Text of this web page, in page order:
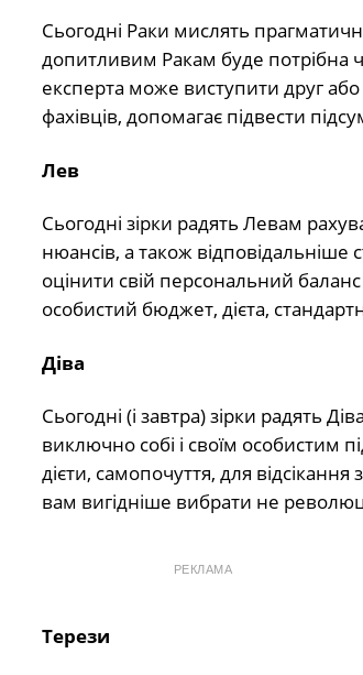
Сьогодні Раки мислять
допитливим Ракам буде потрібна
експерта може виступити друг
фахівців, допомагає підвести
Лев
Сьогодні зірки радять Левам
нюансів, а також відповідальніше
оцінити свій персональний
особистий бюджет, дієта,
Діва
Сьогодні (і завтра) зірки радять
виключно собі і своїм особистим
дієти, самопочуття, для
вам вигідніше вибрати не
РЕКЛАМА
Терези